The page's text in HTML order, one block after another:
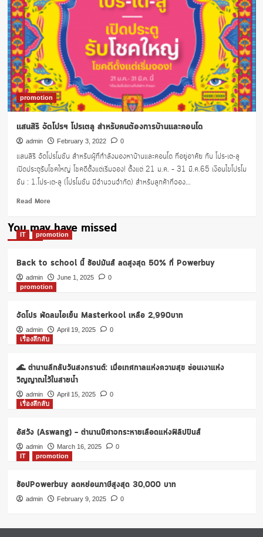
promotion
แสนสิริ จัดโปรฯ โปรเตลู สำหรับคนต้องการบ้านและคอนโด
admin February 3, 2022 0
แสนสิริ จัดโปรโมชั่น สำหรับผู้ที่กำลังมองหาบ้านและคอนโด ที่อยู่อาศัย กับ โปร-เต-ลู
เปิดประตูรับโชคใหญ่ โชคดีตั้งแต่เริ่มจอง! ตั้งแต่ 21 ม.ค. – 31 มี.ค.65 เงื่อนไขโปรโม
ชั่น : 1.โปร-เต-ลู (โปรโมชั่น มีจำนวนจำกัด) สำหรับลูกค้าที่จอง...
Read MoreRead
about
แสน
โปรฯ
โปร
เตลู
บ้าน
และ
โด
You may have missed
IT promotion
Back to school นี้ ช้อปมันส์ ลดสูงสุด 50% ที่ Powerbuy
admin June 1, 2025
0
promotion
จัดโปร พัดลมไอเย็น Masterkool เหลือ 2,990บาท
admin April 19, 2025
0
เรื่องลึกลับ
🌊 ตำนานลึกลับวันสงกรานต์: เมื่อเทศกาลแห่งความสุข ซ่อนเงาแห่ง
วิญญาณไว้ในสายน้ำ
admin April 15, 2025
0
เรื่องลึกลับ
อัสวัง (Aswang) – ตำนานปีศาจกระหายเลือดแห่งฟิลิปปินส์
admin March 16, 2025
0
IT
promotion
ช้อปPowerbuy ลดหย่อนภาษีสูงสุด 30,000 บาท
admin February 9, 2025 0